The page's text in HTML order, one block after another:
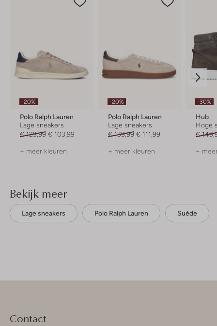
-20%
Polo Ralph Lauren
Lage sneakers
€ 129,99 € 103,99
+ meer kleuren
-20%
Polo Ralph Lauren
Lage sneakers
€ 139,99 € 111,99
+ meer kleuren
-30%
Hub
Hoge
€
+
Bekijk meer
Lage sneakers Polo Ralph Lauren Suède
Contact